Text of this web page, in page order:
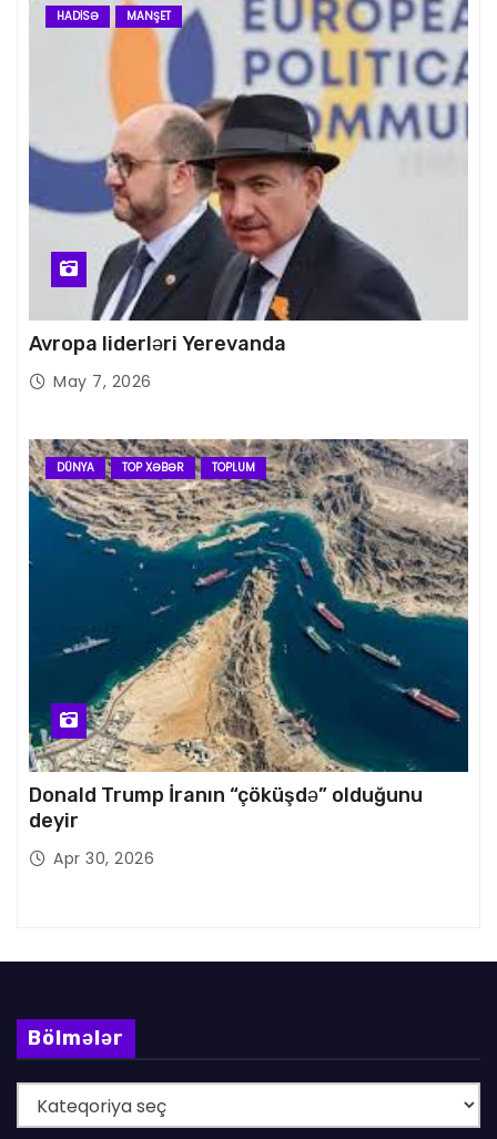
HADISƏ MANŞET
Avropa liderləri Yerevanda
May 7, 2026
DÜNYA TOP XƏBƏR TOPLUM
Donald Trump İranın “çöküşdə” olduğunu
deyir
Apr 30, 2026
Bölmələr
ö